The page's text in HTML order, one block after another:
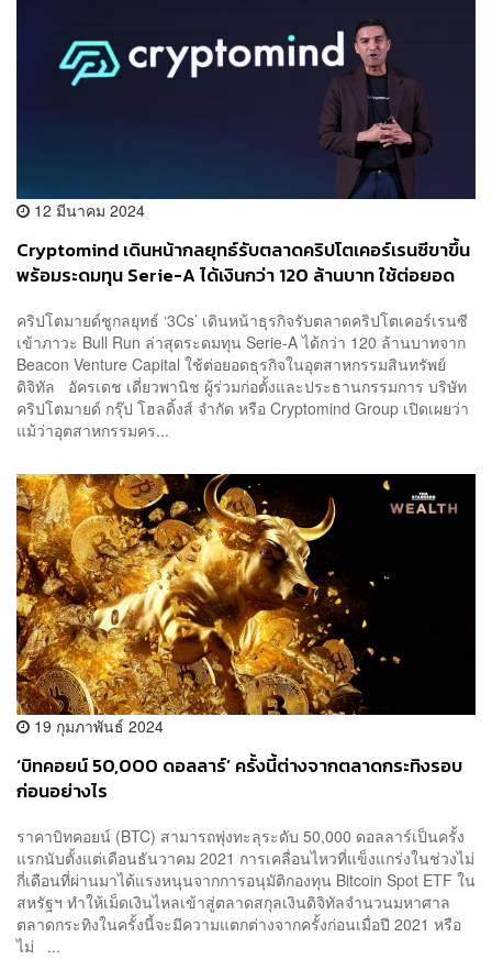
12 มีนาคม 2024
Cryptomind เดินหน้ากลยุทธ์รับตลาดคริปโตเคอร์เรนซีขาขึ้น
พร้อมระดมทุน Serie-A ได้เงินกว่า 120 ล้านบาท ใช้ต่อยอด
คริปโตมายด์ชูกลยุทธ์ ‘3Cs’ เดินหน้าธุรกิจรับตลาดคริปโตเคอร์เรนซี
เข้าภาวะ Bull Run ล่าสุดระดมทุน Serie-A ได้กว่า 120 ล้านบาทจาก
Beacon Venture Capital ใช้ต่อยอดธุรกิจในอุตสาหกรรมสินทรัพย์
ดิจิทัล อัครเดช เดี่ยวพานิช ผู้ร่วมก่อตั้งและประธานกรรมการ บริษัท
คริปโตมายด์ กรุ๊ป โฮลดิ้งส์ จำกัด หรือ Cryptomind Group เปิดเผยว่า
แม้ว่าอุตสาหกรรมคร...
19 กุมภาพันธ์ 2024
‘บิทคอยน์ 50,000 ดอลลาร์’ ครั้งนี้ต่างจากตลาดกระทิงรอบ
ก่อนอย่างไร
ราคาบิทคอยน์ (BTC) สามารถพุ่งทะลุระดับ 50,000 ดอลลาร์เป็นครั้ง
แรกนับตั้งแต่เดือนธันวาคม 2021 การเคลื่อนไหวที่แข็งแกร่งในช่วงไม่
กี่เดือนที่ผ่านมาได้แรงหนุนจากการอนุมัติกองทุน Bitcoin Spot ETF ใน
สหรัฐฯ ทำให้เม็ดเงินไหลเข้าสู่ตลาดสกุลเงินดิจิทัลจำนวนมหาศาล
ตลาดกระทิงในครั้งนี้จะมีความแตกต่างจากครั้งก่อนเมื่อปี 2021 หรือ
ไม่ ...